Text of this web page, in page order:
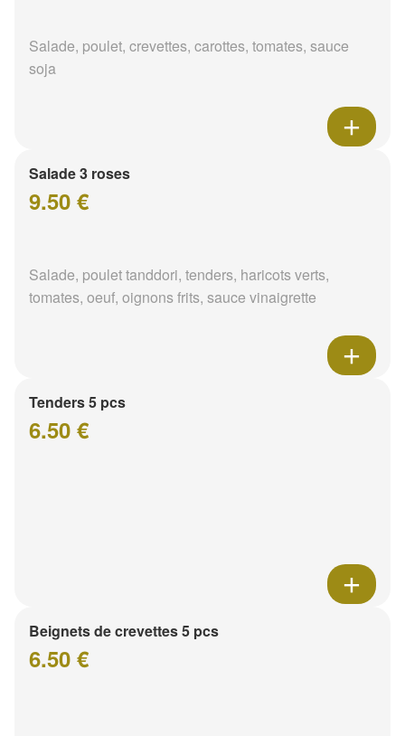
Salade, poulet, crevettes, carottes, tomates, sauce
soja
Salade 3 roses
9.50 €
Salade, poulet tanddori, tenders, haricots verts,
tomates, oeuf, oignons frits, sauce vinaigrette
Tenders 5 pcs
6.50 €
Beignets de crevettes 5 pcs
6.50 €